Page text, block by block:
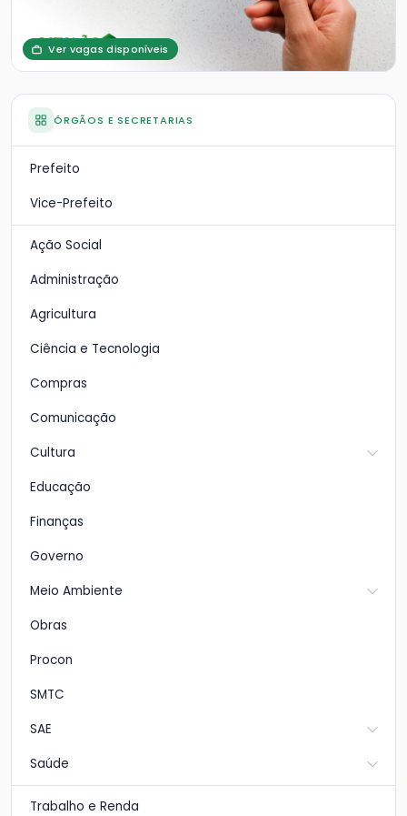
Ver vagas disponíveis
ÓRGÃOS E SECRETARIAS
Prefeito
Vice-Prefeito
Ação Social
Administração
Agricultura
Ciência e Tecnologia
Compras
Comunicação
Cultura
Educação
Finanças
Governo
Meio Ambiente
Obras
Procon
SMTC
SAE
Saúde
Trabalho e Renda